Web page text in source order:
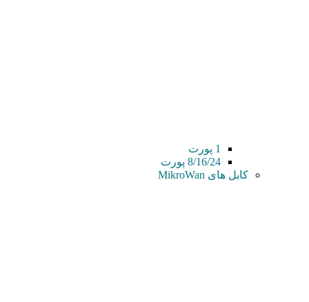
1 پورت
8/16/24 پورت
کابل های MikroWan